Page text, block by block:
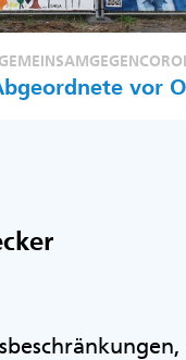
vor